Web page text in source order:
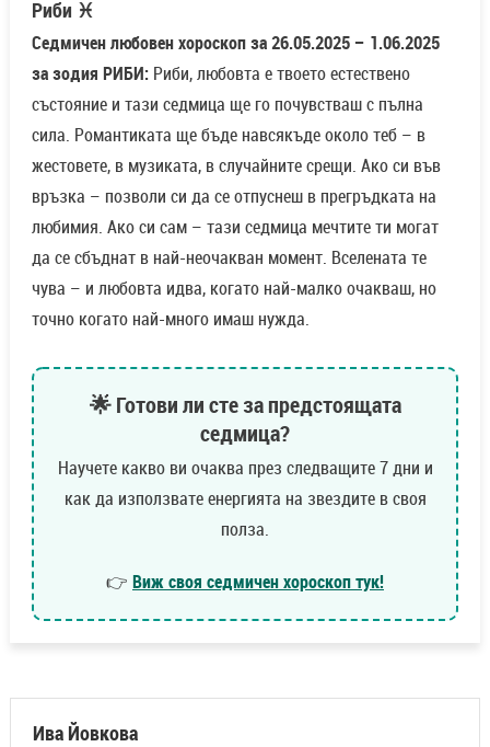
Риби ♓
Седмичен любовен хороскоп за 26.05.2025 – 1.06.2025
за зодия РИБИ:Риби, любовта е твоето естествено
състояние и тази седмица ще го почувстваш с пълна
сила. Романтиката ще бъде навсякъде около теб – в
жестовете, в музиката, в случайните срещи. Ако си във
връзка – позволи си да се отпуснеш в прегръдката на
любимия. Ако си сам – тази седмица мечтите ти могат
да се сбъднат в най-неочакван момент. Вселената те
чува – и любовта идва, когато най-малко очакваш, но
точно когато най-много имаш нужда.
🌟 Готови ли сте за предстоящата
седмица?
Научете какво ви очаква през следващите 7 дни и
как да използвате енергията на звездите в своя
полза.
👉 Виж своя седмичен хороскоп тук!
Ива Йовкова